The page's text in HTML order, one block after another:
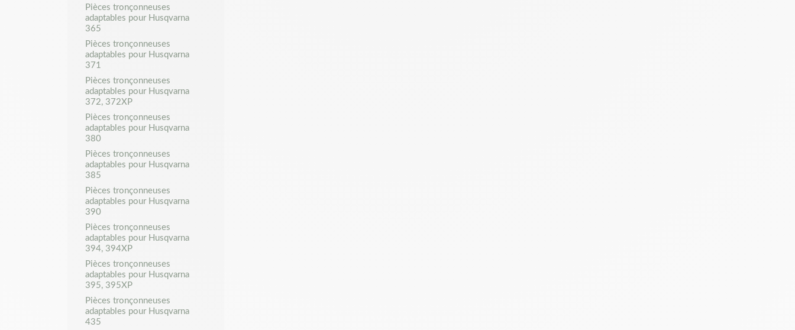
Pièces tronçonneuses
adaptables pour Husqvarna
365
Pièces tronçonneuses
adaptables pour Husqvarna
371
Pièces tronçonneuses
adaptables pour Husqvarna
372, 372XP
Pièces tronçonneuses
adaptables pour Husqvarna
380
Pièces tronçonneuses
adaptables pour Husqvarna
385
Pièces tronçonneuses
adaptables pour Husqvarna
390
Pièces tronçonneuses
adaptables pour Husqvarna
394, 394XP
Pièces tronçonneuses
adaptables pour Husqvarna
395, 395XP
Pièces tronçonneuses
adaptables pour Husqvarna
435